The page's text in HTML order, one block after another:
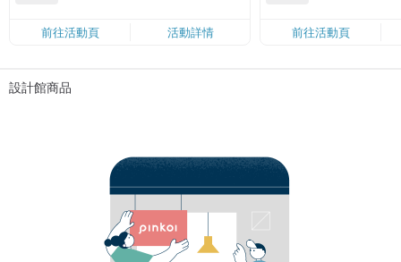
限，額滿即止，僅限「常用信用
卡」結帳）
前往活動頁 活動詳情
前往活動頁
設計館商品